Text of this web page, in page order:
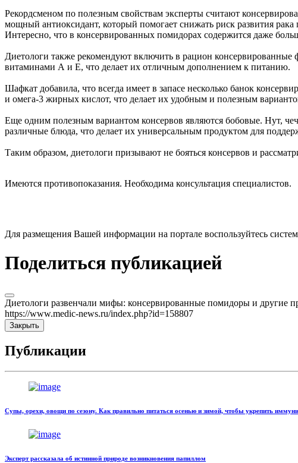
Рекордсменом по полезным свойствам эксперты считают
мощный антиоксидант, который помогает снижать риск развития
Интересно, что в консервированных помидорах содержится даже
Диетологи также рекомендуют включить в рацион
витаминами А и Е, что делает их отличным дополнением к питанию.
Шафкат добавила, что всегда имеет в запасе несколько банок
и омега-3 жирных кислот, что делает их удобным и полезным
Еще одним полезным вариантом консервов являются бобовые. Нут,
различные блюда, что делает их универсальным продуктом для
Таким образом, диетологи призывают не бояться консервов и
Имеются противопоказания. Необходима консультация специалистов.
Для размещения Вашей информации на портале воспользуйтесь
Поделиться публикацией
Диетологи развенчали мифы: консервированные помидоры и другие
https://www.medic-news.ru/index.php?id=158807
Закрыть
Публикации
Супы, орехи, овощи по сезону. Как правильно питаться осенью и зимой, чтобы укрепить
Эксперт рассказала об истинной природе возникновения папиллом